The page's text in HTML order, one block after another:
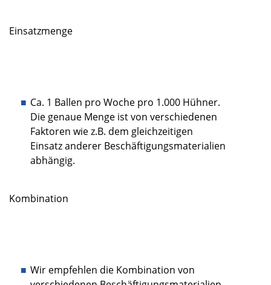
Einsatzmenge
Ca. 1 Ballen pro Woche pro 1.000 Hühner.
Die genaue Menge ist von verschiedenen
Faktoren wie z.B. dem gleichzeitigen
Einsatz anderer Beschäftigungsmaterialien
abhängig.
Kombination
Wir empfehlen die Kombination von